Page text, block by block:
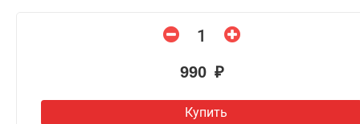
990 ₽
Купить